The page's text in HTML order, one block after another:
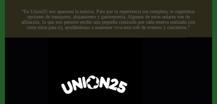
“En Union25 nos apasiona la música. Para que tu experiencia sea completa, te sugerimos
opciones de transporte, alojamiento y gastronomía. Algunos de estos enlaces son de
afiliación, lo que nos permite recibir una pequeña comisión por cada reserva realizada (sin
coste extra para ti), ayudándonos a mantener viva esta web de eventos y conciertos.”